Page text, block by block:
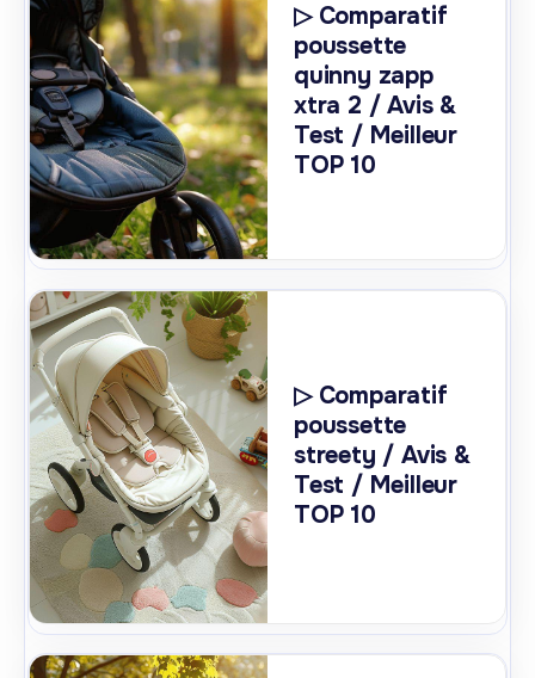
▷ Comparatif
poussette
quinny zapp
xtra 2 / Avis &
Test / Meilleur
TOP 10
▷ Comparatif
poussette
streety / Avis &
Test / Meilleur
TOP 10